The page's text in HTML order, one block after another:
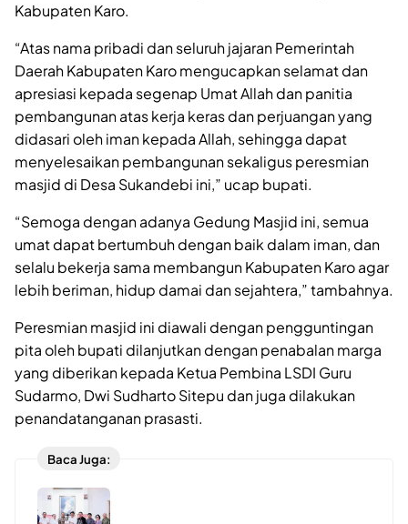
Kabupaten Karo.
“Atas nama pribadi dan seluruh jajaran Pemerintah
Daerah Kabupaten Karo mengucapkan selamat dan
apresiasi kepada segenap Umat Allah dan panitia
pembangunan atas kerja keras dan perjuangan yang
didasari oleh iman kepada Allah, sehingga dapat
menyelesaikan pembangunan sekaligus peresmian
masjid di Desa Sukandebi ini,” ucap bupati.
“Semoga dengan adanya Gedung Masjid ini, semua
umat dapat bertumbuh dengan baik dalam iman, dan
selalu bekerja sama membangun Kabupaten Karo agar
lebih beriman, hidup damai dan sejahtera,” tambahnya.
Peresmian masjid ini diawali dengan pengguntingan
pita oleh bupati dilanjutkan dengan penabalan marga
yang diberikan kepada Ketua Pembina LSDI Guru
Sudarmo, Dwi Sudharto Sitepu dan juga dilakukan
penandatanganan prasasti.
Baca Juga: